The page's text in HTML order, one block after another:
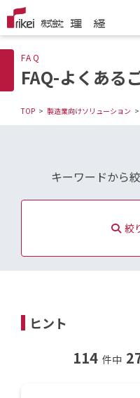
FAQ
FAQ-よくある
TOP 製造業向けソリューション
キーワードから
絞
ヒント
114 件中